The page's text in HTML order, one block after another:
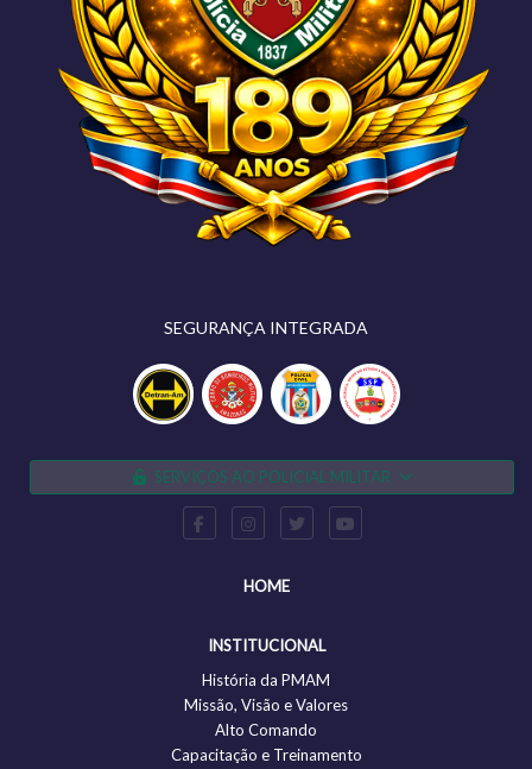
SEGURANÇA INTEGRADA
SERVIÇOS AO POLICIAL MILITAR
HOME
INSTITUCIONAL
História da PMAM
Missão, Visão e Valores
Alto Comando
Capacitação e Treinamento